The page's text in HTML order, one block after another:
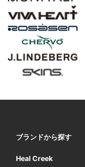
ブランドから探す
Heal Creek